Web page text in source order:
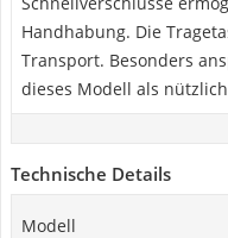
Handhabung. Die
Transport. Besonders
dieses Modell als
Technische Details
Modell